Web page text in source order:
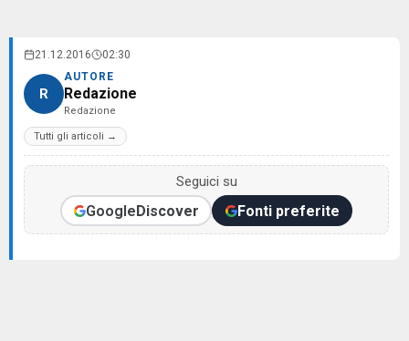
21.12.2016 02:30
R
AUTORE
Redazione
Redazione
Tutti gli articoli →
Seguici su
GoogleDiscover Fonti preferite